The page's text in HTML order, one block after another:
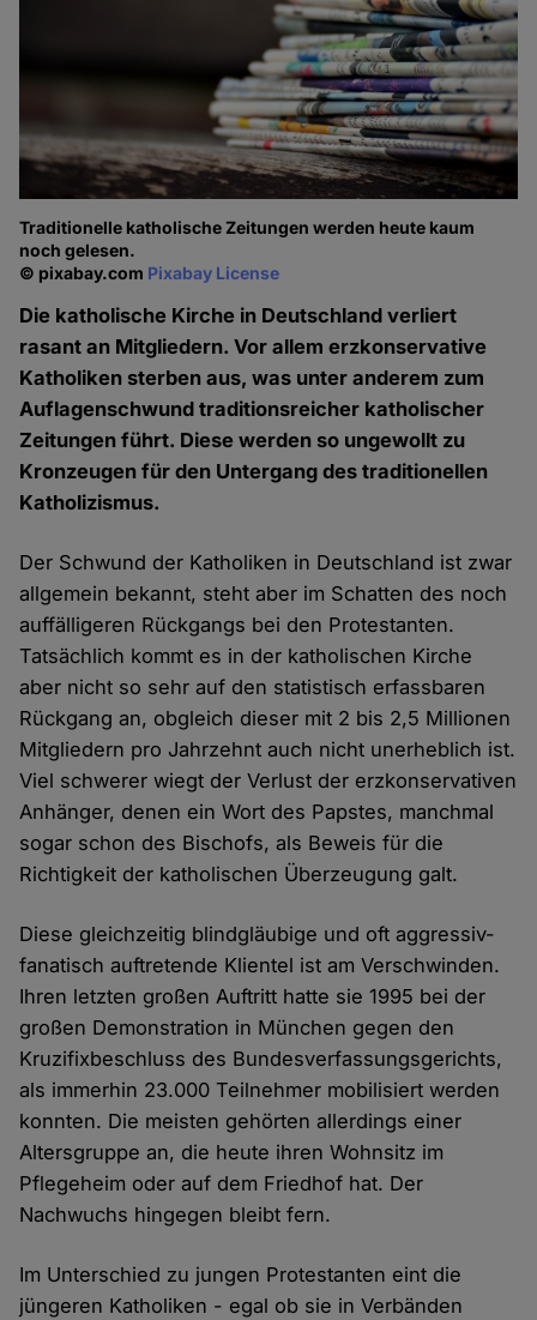
Traditionelle katholische Zeitungen werden heute kaum
noch gelesen.
© pixabay.com Pixabay License
Die katholische Kirche in Deutschland verliert
rasant an Mitgliedern. Vor allem erzkonservative
Katholiken sterben aus, was unter anderem zum
Auflagenschwund traditionsreicher katholischer
Zeitungen führt. Diese werden so ungewollt zu
Kronzeugen für den Untergang des traditionellen
Katholizismus.
Der Schwund der Katholiken in Deutschland ist zwar
allgemein bekannt, steht aber im Schatten des noch
auffälligeren Rückgangs bei den Protestanten.
Tatsächlich kommt es in der katholischen Kirche
aber nicht so sehr auf den statistisch erfassbaren
Rückgang an, obgleich dieser mit 2 bis 2,5 Millionen
Mitgliedern pro Jahrzehnt auch nicht unerheblich ist.
Viel schwerer wiegt der Verlust der erzkonservativen
Anhänger, denen ein Wort des Papstes, manchmal
sogar schon des Bischofs, als Beweis für die
Richtigkeit der katholischen Überzeugung galt.
Diese gleichzeitig blindgläubige und oft aggressiv-
fanatisch auftretende Klientel ist am Verschwinden.
Ihren letzten großen Auftritt hatte sie 1995 bei der
großen Demonstration in München gegen den
Kruzifixbeschluss des Bundesverfassungsgerichts,
als immerhin 23.000 Teilnehmer mobilisiert werden
konnten. Die meisten gehörten allerdings einer
Altersgruppe an, die heute ihren Wohnsitz im
Pflegeheim oder auf dem Friedhof hat. Der
Nachwuchs hingegen bleibt fern.
Im Unterschied zu jungen Protestanten eint die
jüngeren Katholiken - egal ob sie in Verbänden